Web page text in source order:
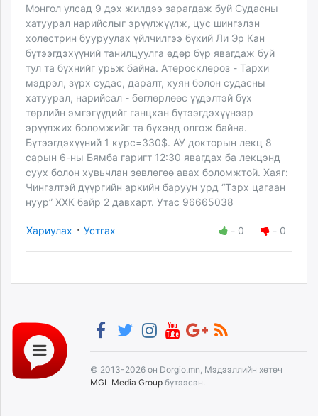
Монгол улсад 9 дэх жилдээ зарагдаж буй Судасны
хатуурал нарийслыг эрүүлжүүлж, цус шингэлэн
холестрин бууруулах үйлчилгээ бүхий Ли Эр Кан
бүтээгдэхүүний танилцуулга өдөр бүр явагдаж буй
тул та бүхнийг урьж байна. Атеросклероз - Тархи
мэдрэл, зүрх судас, даралт, хуян болон судасны
хатуурал, нарийсал - бөглөрлөөс үүдэлтэй бүх
төрлийн эмгэгүүдийг ганцхан бүтээгдэхүүнээр
эрүүлжих боломжийг та бүхэнд олгож байна.
Бүтээгдэхүүний 1 курс=330$. АУ докторын лекц 8
сарын 6-ны Бямба гаригт 12:30 явагдах ба лекцэнд
суух болон хувьчлан зөвлөгөө авах боломжтой. Хаяг:
Чингэлтэй дүүргийн аркийн баруун урд “Тэрх цагаан
нуур” ХХК байр 2 давхарт. Утас 96665038
Хариулах · Устгах - 0 - 0
© 2013-2026 он Dorgio.mn, Мэдээллийн хөтөч
MGL Media Group бүтээсэн.